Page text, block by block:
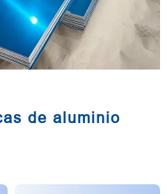
de aluminio